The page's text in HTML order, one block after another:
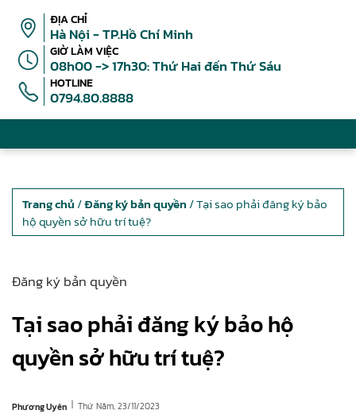
ĐỊA CHỈ
Hà Nội - TP.Hồ Chí Minh
GIỜ LÀM VIỆC
08h00 -> 17h30: Thứ Hai đến Thứ Sáu
HOTLINE
0794.80.8888
Trang chủ /Đăng ký bản quyền / Tại sao phải đăng ký bảo
hộ quyền sở hữu trí tuệ?
Đăng ký bản quyền
Tại sao phải đăng ký bảo hộ
quyền sở hữu trí tuệ?
Phương Uyên | Thứ Năm, 23/11/2023